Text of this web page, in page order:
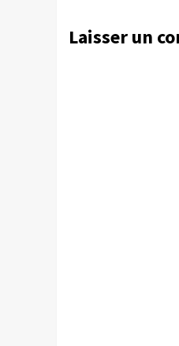
Laisser un